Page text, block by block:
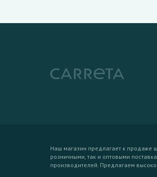
Наш магазин предлагает к продаже
розничными, так и оптовыми
производителей. Предлагаем